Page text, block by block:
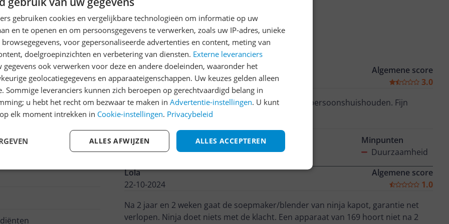
Reviews
Marius
29-09-2025
Algemene score
3.0
Ninja soupmaker gaat helaas 2 jaar mee in ons 2 persoonshuishouden. Fijn
aparaat in gebruik.
Pluspunten
Gebruiksgemak
Minpunten
Duurzaamheid
Lola
22-10-2024
Algemene score
1.0
Na 2 jaar en 2 weken gaat de soepmaker/blender van ninja kapot, garantie net
verlopen. Ninja doet niets met de klacht. Een apparaat van 169 hoort niet na 2
gebruiken cookies en vergelijkbare technologieën om informatie op uw
en te openen en om persoonsgegevens te verwerken, zoals uw IP-adres, unieke
voor gepersonaliseerde advertenties en content, meting van
doelgroepinzichten en verbetering van diensten. Externe leveranciers
gegevens ook verwerken voor deze en andere doeleinden, waaronder het
geolocatiegegevens en apparaateigenschappen. Uw keuzes gelden alleen
Sommige leveranciers kunnen zich beroepen op gerechtvaardigd belang in
u hebt het recht om bezwaar te maken in Advertentie-instellingen. U kunt
elk moment intrekken in Cookie-instellingen. Privacybeleid
ALLES ACCEPTEREN
ALLES AFWIJZEN